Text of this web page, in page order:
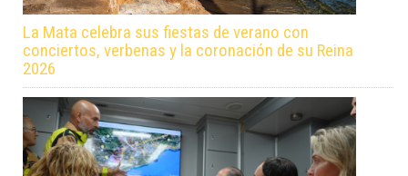
La Mata celebra sus fiestas de verano con
conciertos, verbenas y la coronación de su Reina
2026